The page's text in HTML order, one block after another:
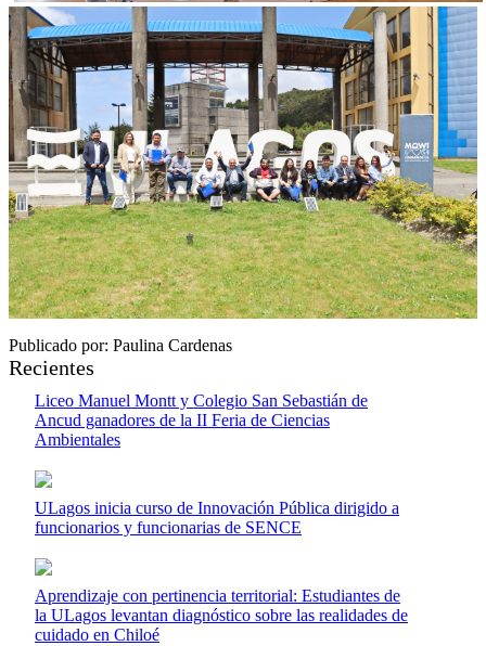
Publicado por: Paulina Cardenas
Recientes
Liceo Manuel Montt y Colegio San Sebastián de
Ancud ganadores de la II Feria de Ciencias
Ambientales
ULagos inicia curso de Innovación Pública dirigido a
funcionarios y funcionarias de SENCE
Aprendizaje con pertinencia territorial: Estudiantes de
la ULagos levantan diagnóstico sobre las realidades de
cuidado en Chiloé